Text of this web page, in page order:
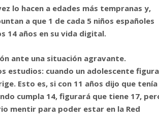
lo hacen a edades más tempranas y,
a que 1 de cada 5 niños españoles
14 años en su vida digital.
ante una situación agravante.
estudios: cuando un adolescente figura
Esto es, si con 11 años dijo que tenía
cumpla 14, figurará que tiene 17,
mentir para poder estar en la Red